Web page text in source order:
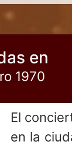
en
1970
El
en la